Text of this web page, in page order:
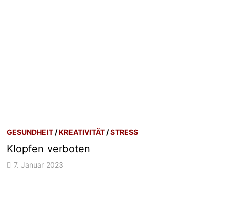
GESUNDHEIT /KREATIVITÄT /STRESS
Klopfen verboten
7. Januar 2023